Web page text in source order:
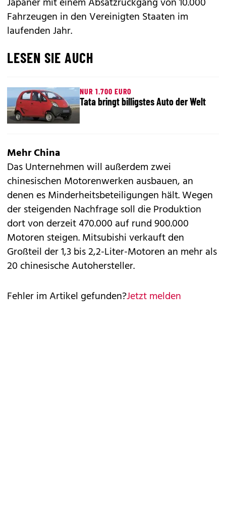
Fahrzeugen in den Vereinigten Staaten im
laufenden Jahr.
LESEN SIE AUCH
NUR 1.700 EURO
Tata bringt billigstes Auto der Welt
Mehr China
Das Unternehmen will außerdem zwei
chinesischen Motorenwerken ausbauen, an
denen es Minderheitsbeteiligungen hält. Wegen
der steigenden Nachfrage soll die Produktion
dort von derzeit 470.000 auf rund 900.000
Motoren steigen. Mitsubishi verkauft den
Großteil der 1,3 bis 2,2-Liter-Motoren an mehr als
20 chinesische Autohersteller.
Fehler im Artikel gefunden?Jetzt melden